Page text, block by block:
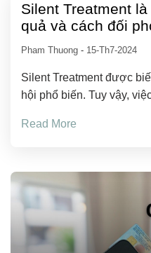
Silent Treatment
quả và cách đối
Pham Thuong - 15-Th7-2024
Silent Treatment được
hội phổ biến. Tuy vậy,
Read More